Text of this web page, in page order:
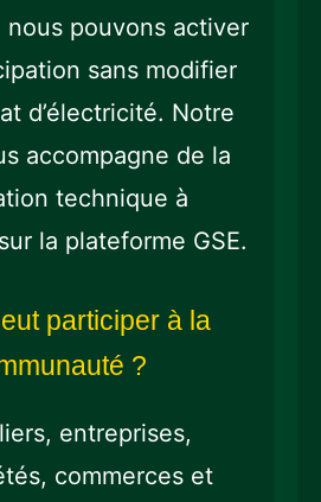
nous pouvons activer
sans modifier
d’électricité. Notre
accompagne de la
technique à
la plateforme GSE.
participer à la
?
entreprises,
commerces et